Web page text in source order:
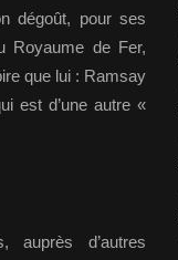
dégoût, pour ses
Royaume de Fer,
que lui : Ramsay
est d’une autre «
auprès d’autres